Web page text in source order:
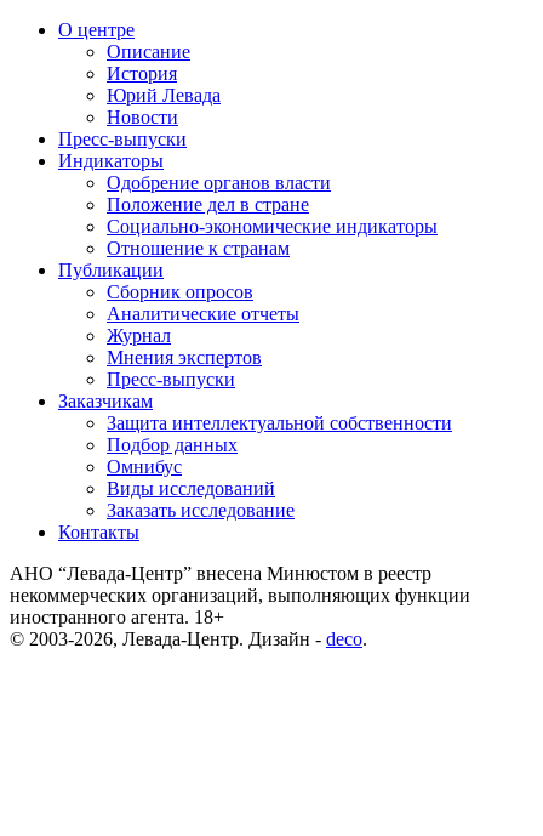
О центре
Описание
История
Юрий Левада
Новости
Пресс-выпуски
Индикаторы
Одобрение органов власти
Положение дел в стране
Социально-экономические индикаторы
Отношение к странам
Публикации
Сборник опросов
Аналитические отчеты
Журнал
Мнения экспертов
Пресс-выпуски
Заказчикам
Защита интеллектуальной собственности
Подбор данных
Омнибус
Виды исследований
Заказать исследование
Контакты
АНО “Левада-Центр” внесена Минюстом в реестр
некоммерческих организаций, выполняющих функции
иностранного агента. 18+
© 2003-2026, Левада-Центр. Дизайн - deco.